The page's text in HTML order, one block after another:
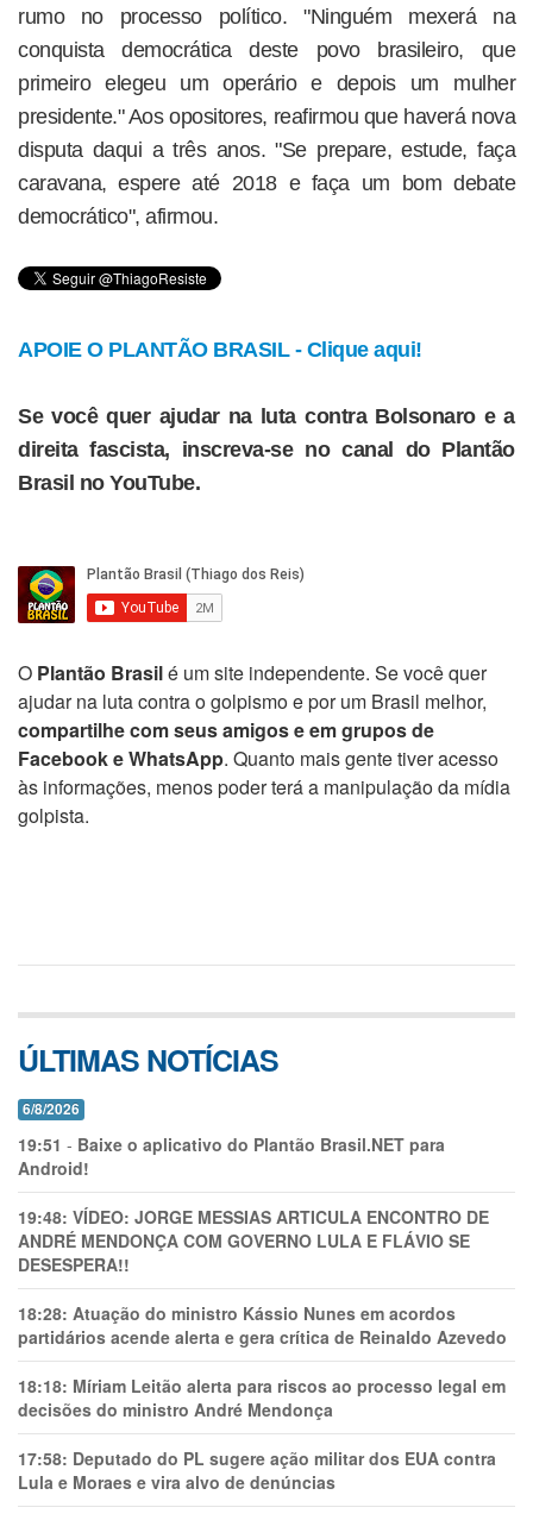
rumo no processo político. "Ninguém mexerá na
conquista democrática deste povo brasileiro, que
primeiro elegeu um operário e depois um mulher
presidente." Aos opositores, reafirmou que haverá nova
disputa daqui a três anos. "Se prepare, estude, faça
caravana, espere até 2018 e faça um bom debate
democrático", afirmou.
APOIE O PLANTÃO BRASIL - Clique aqui!
Se você quer ajudar na luta contra Bolsonaro e a
direita fascista, inscreva-se no canal do Plantão
Brasil no YouTube.
O Plantão Brasilé um site independente. Se você quer
ajudar na luta contra o golpismo e por um Brasil melhor,
compartilhe com seus amigos e em grupos de
Facebook e WhatsApp. Quanto mais gente tiver acesso
às informações, menos poder terá a manipulação da mídia
golpista.
ÚLTIMAS NOTÍCIAS
6/8/2026
19:51 - Baixe o aplicativo do Plantão Brasil.NET para
Android!
19:48: VÍDEO: JORGE MESSIAS ARTICULA ENCONTRO DE
ANDRÉ MENDONÇA COM GOVERNO LULA E FLÁVIO SE
DESESPERA!!
18:28: Atuação do ministro Kássio Nunes em acordos
partidários acende alerta e gera crítica de Reinaldo Azevedo
18:18: Míriam Leitão alerta para riscos ao processo legal em
decisões do ministro André Mendonça
17:58: Deputado do PL sugere ação militar dos EUA contra
Lula e Moraes e vira alvo de denúncias